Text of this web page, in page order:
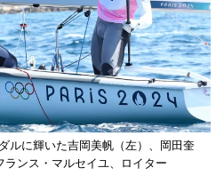
ルに輝いた吉岡美帆（左）、岡田奎
ンス・マルセイユ、ロイター